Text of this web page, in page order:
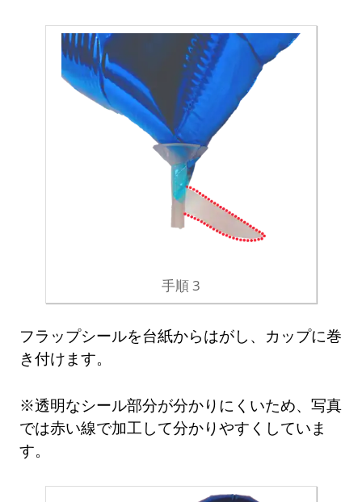
手順 3
フラップシールを台紙からはがし、カップに巻
き付けます。
※透明なシール部分が分かりにくいため、写真
では赤い線で加工して分かりやすくしていま
す。